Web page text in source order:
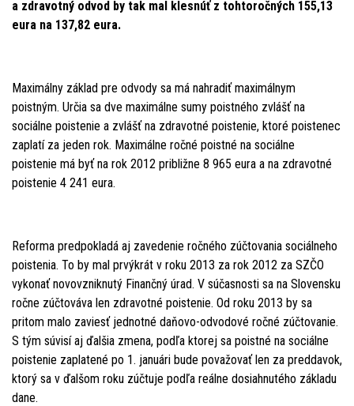
a zdravotný odvod by tak mal klesnúť z tohtoročných 155,13
eura na 137,82 eura.
Maximálny základ pre odvody sa má nahradiť maximálnym
poistným. Určia sa dve maximálne sumy poistného zvlášť na
sociálne poistenie a zvlášť na zdravotné poistenie, ktoré poistenec
zaplatí za jeden rok. Maximálne ročné poistné na sociálne
poistenie má byť na rok 2012 približne 8 965 eura a na zdravotné
poistenie 4 241 eura.
Reforma predpokladá aj zavedenie ročného zúčtovania sociálneho
poistenia. To by mal prvýkrát v roku 2013 za rok 2012 za SZČO
vykonať novovzniknutý Finančný úrad. V súčasnosti sa na Slovensku
ročne zúčtováva len zdravotné poistenie. Od roku 2013 by sa
pritom malo zaviesť jednotné daňovo-odvodové ročné zúčtovanie.
S tým súvisí aj ďalšia zmena, podľa ktorej sa poistné na sociálne
poistenie zaplatené po 1. januári bude považovať len za preddavok,
ktorý sa v ďalšom roku zúčtuje podľa reálne dosiahnutého základu
dane.